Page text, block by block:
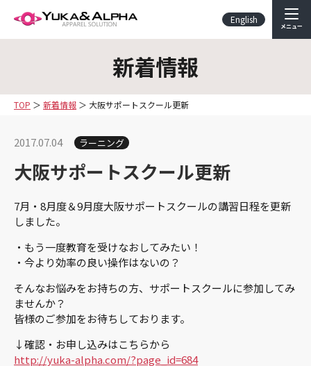
English
メニュー
新着情報
TOP 新着情報 大阪サポートスクール更新
ラーニング
2017.07.04
大阪サポートスクール更新
7月・8月度＆9月度大阪サポートスクールの講習日程を更新
しました。
・もう一度教育を受けなおしてみたい！
・今より効率の良い操作はないの？
そんなお悩みをお持ちの方、サポートスクールに参加してみ
ませんか？
皆様のご参加をお待ちしております。
↓確認・お申し込みはこちらから
http://yuka-alpha.com/?page_id=684